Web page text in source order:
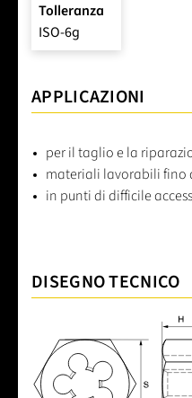
Tolleranza
ISO-6g
APPLICAZIONI
per il taglio e la
materiali lavorabili fino
in punti di difficile
DISEGNO TECNICO